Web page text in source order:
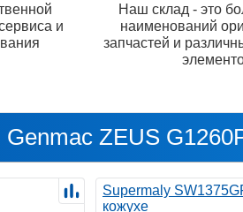
и
Наш склад - это
наименований
запчастей и
Genmac ZEUS
Supermaly
кожухе